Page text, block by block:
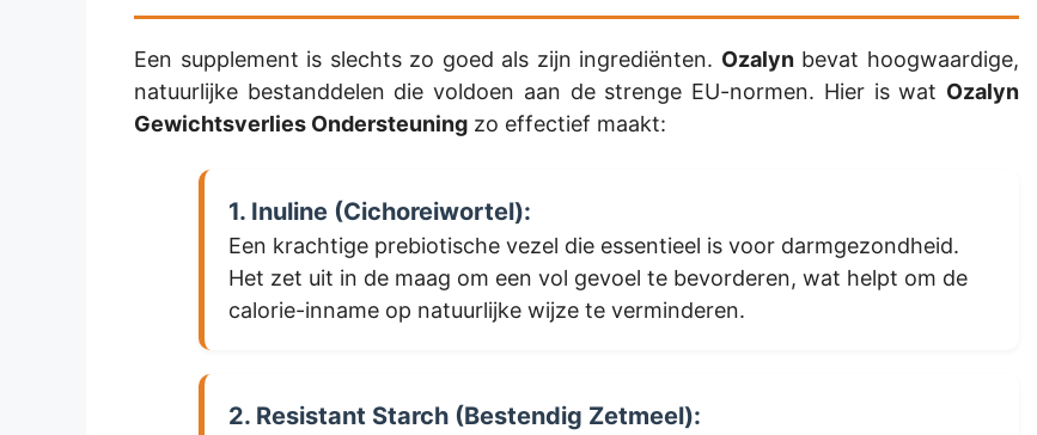
Een supplement is slechts zo goed als zijn ingrediënten. Ozalynbevat hoogwaardige,
natuurlijke bestanddelen die voldoen aan de strenge EU-normen. Hier is wat Ozalyn
Gewichtsverlies Ondersteuning zo effectief maakt:
1. Inuline (Cichoreiwortel):
Een krachtige prebiotische vezel die essentieel is voor darmgezondheid.
Het zet uit in de maag om een vol gevoel te bevorderen, wat helpt om de
calorie-inname op natuurlijke wijze te verminderen.
2. Resistant Starch (Bestendig Zetmeel):